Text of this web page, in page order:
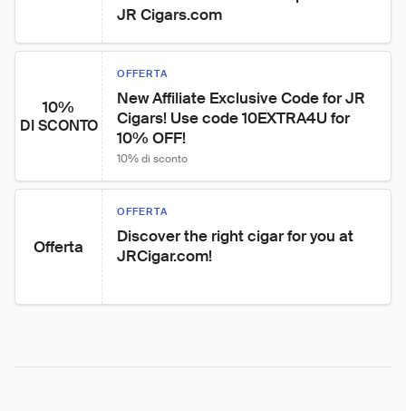
JR Cigars.com
10%
DI SCONTO
OFFERTA
New Affiliate Exclusive Code for JR
Cigars! Use code 10EXTRA4U for
10% OFF!
10% di sconto
Offerta
OFFERTA
Discover the right cigar for you at
JRCigar.com!